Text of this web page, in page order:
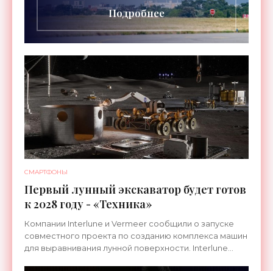
Подробнее
СМАРТФОНЫ
Первый лунный экскаватор будет готов
к 2028 году - «Техника»
Компании Interlune и Vermeer сообщили о запуске
совместного проекта по созданию комплекса машин
для выравнивания лунной поверхности. Interlune